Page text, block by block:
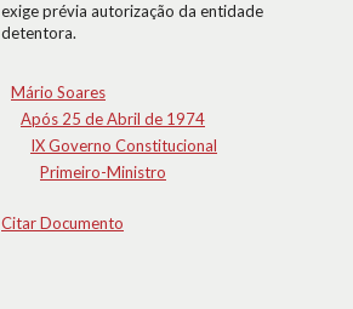
exige prévia autorização da entidade
detentora.
Mário Soares
Após 25 de Abril de 1974
IX Governo Constitucional
Primeiro-Ministro
Citar Documento